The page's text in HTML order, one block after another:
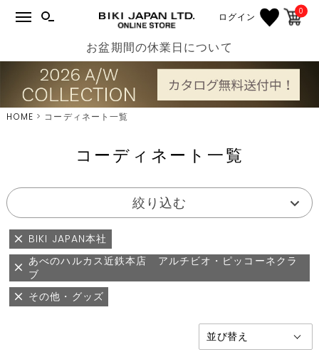
ログイン 0
お盆期間の休業日について
HOME コーディネート一覧
コーディネート一覧
絞り込む
BIKI JAPAN本社
あべのハルカス近鉄本店 アルチビオ・ピッコーネクラ
ブ
その他・グッズ